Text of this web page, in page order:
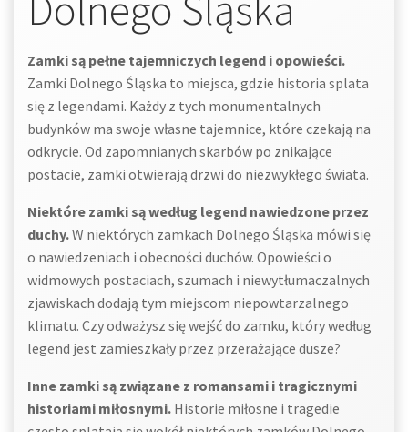
Zamki są pełne tajemniczych legend i opowieści.
Zamki Dolnego Śląska to miejsca, gdzie historia splata
się z legendami. Każdy z tych monumentalnych
budynków ma swoje własne tajemnice, które czekają na
odkrycie. Od zapomnianych skarbów po znikające
postacie, zamki otwierają drzwi do niezwykłego świata.
Niektóre zamki są według legend nawiedzone przez
duchy.W niektórych zamkach Dolnego Śląska mówi się
o nawiedzeniach i obecności duchów. Opowieści o
widmowych postaciach, szumach i niewytłumaczalnych
zjawiskach dodają tym miejscom niepowtarzalnego
klimatu. Czy odważysz się wejść do zamku, który według
legend jest zamieszkały przez przerażające dusze?
Inne zamki są związane z romansami i tragicznymi
historiami miłosnymi. Historie miłosne i tragedie